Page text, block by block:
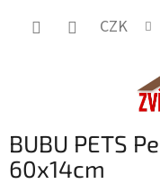
CZK
BUBU PETS
60x14cm